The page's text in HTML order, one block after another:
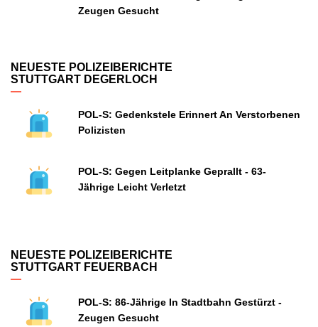
Zeugen Gesucht
NEUESTE POLIZEIBERICHTE
STUTTGART DEGERLOCH
POL-S: Gedenkstele Erinnert An Verstorbenen
Polizisten
POL-S: Gegen Leitplanke Geprallt - 63-
Jährige Leicht Verletzt
NEUESTE POLIZEIBERICHTE
STUTTGART FEUERBACH
POL-S: 86-Jährige In Stadtbahn Gestürzt -
Zeugen Gesucht